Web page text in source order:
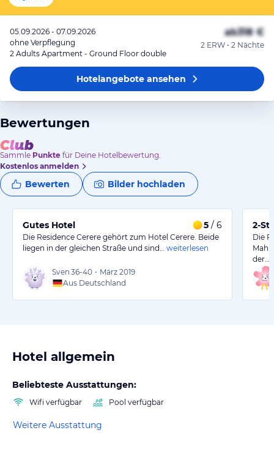
05.09.2026 - 07.09.2026
ohne Verpflegung
2 Adults Apartment - Ground Floor double
ab318 €
2 ERW • 2 Nächte
Hotelangeboteansehen
Bewertungen
Sammle Punkte für Deine Hotelbewertung.
Kostenlos anmelden
Bewerten Bilder hochladen
Gutes Hotel 5 / 6
Die Residence Cerere gehört zum Hotel Cerere. Beide
liegen in der gleichen Straße und sind…
weiterlesen
Sven 36-40 • März 2019
Aus Deutschland
2-
Die
der…
Hotel allgemein
Beliebteste Ausstattungen:
Wifi verfügbar Pool verfügbar
Weitere Ausstattung